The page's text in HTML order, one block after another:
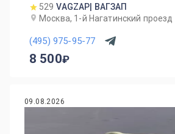
529 VAGZAP| ВАГЗАП
Москва, 1-й Нагатинский проезд
(495) 975-95-77
8 500
09.08.2026